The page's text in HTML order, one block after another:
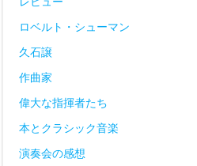
ロベルト・シューマン
久石譲
作曲家
偉大な指揮者たち
本とクラシック音楽
演奏会の感想